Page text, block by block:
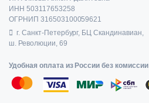
ИНН 503117653258
ОГРНИП 316503100059621
г. Санкт-Петербург, БЦ Скандинавиан,
ш. Революции, 69
Удобная оплата из России без комиссии